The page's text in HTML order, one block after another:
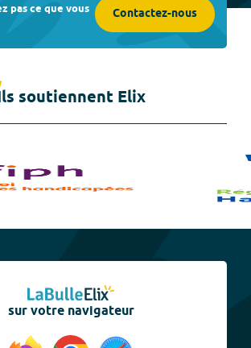
pas ce que vous Contactez-nous
soutiennent Elix
sur votre navigateur